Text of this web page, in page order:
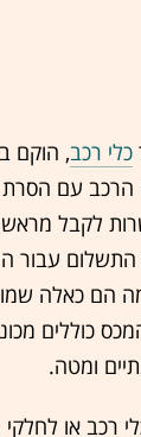
כלי רכב, הוקם
הרכב עם
לקבל
התשלום עבור
הם כאלה
ומטה.
רכב או